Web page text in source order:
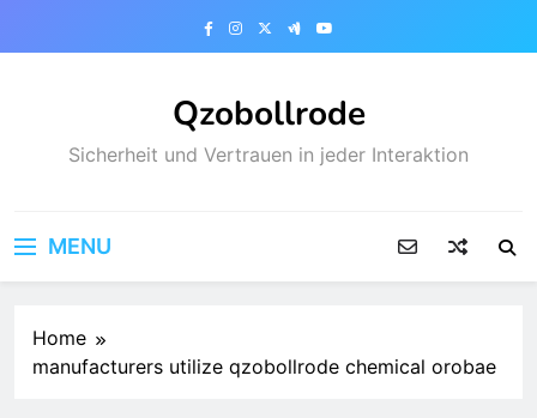
Qzobollrode
Sicherheit und Vertrauen in jeder Interaktion
MENU
Home
manufacturers utilize qzobollrode chemical orobae